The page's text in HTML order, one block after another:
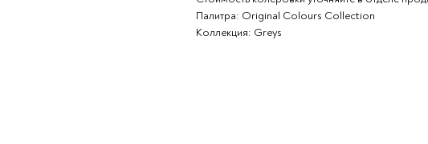
Палитра: Original Colours Collection
Коллекция: Greys